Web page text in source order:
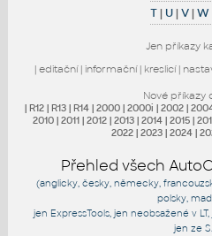
T| U|V|W
Jen příkazy
| editační| informační| kreslicí|
Nové příkazy
| R12 | R13 | R14 | 2000 | 2000i | 2002 |
2010 | 2011 | 2012 | 2013 | 2014 | 2015 |
2022 | 2023 | 2024 |
Přehled všech
(anglicky, česky, německy,
polsky,
jen ExpressTools , jen neobsažené v LT,
jen ze